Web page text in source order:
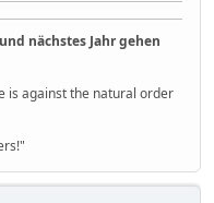
nächstes Jahr gehen
is against the natural order